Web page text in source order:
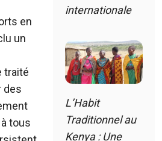
en
un
traité
des
tous
internationale
L’Habit
Traditionnel au
Kenya : Une